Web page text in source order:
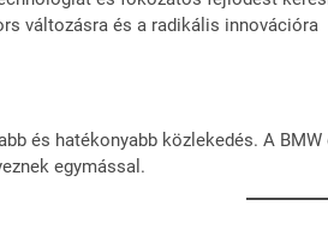
változásra és a radikális innovációra
és hatékonyabb közlekedés. A
egymással.